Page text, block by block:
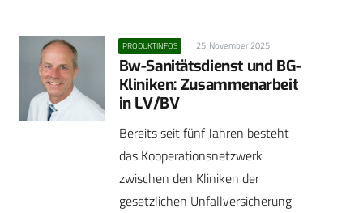
PRODUKTINFOS 25. November 2025
Bw-Sanitätsdienst und BG-
Kliniken: Zusammenarbeit
in LV/BV
Bereits seit fünf Jahren besteht
das Kooperationsnetzwerk
zwischen den Kliniken der
gesetzlichen Unfallversicherung